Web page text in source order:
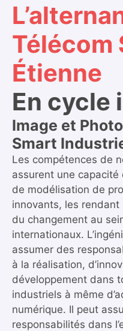
Télécom
Étienne
En cycle
Image et
Smart
Les compétences de
assurent une capacité
de modélisation de
innovants, les
du changement au
internationaux.
assumer des
à la réalisation,
développement dans
industriels à même
numérique. Il peut
responsabilités dans